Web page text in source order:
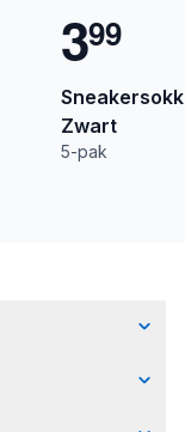
399
Zwart
5-pak